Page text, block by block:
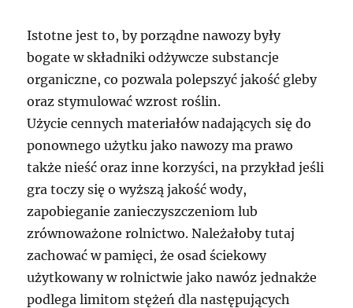
Istotne jest to, by porządne nawozy były
bogate w składniki odżywcze substancje
organiczne, co pozwala polepszyć jakość gleby
oraz stymulować wzrost roślin.
Użycie cennych materiałów nadających się do
ponownego użytku jako nawozy ma prawo
także nieść oraz inne korzyści, na przykład jeśli
gra toczy się o wyższą jakość wody,
zapobieganie zanieczyszczeniom lub
zrównoważone rolnictwo. Należałoby tutaj
zachować w pamięci, że osad ściekowy
użytkowany w rolnictwie jako nawóz jednakże
podlega limitom stężeń dla następujących